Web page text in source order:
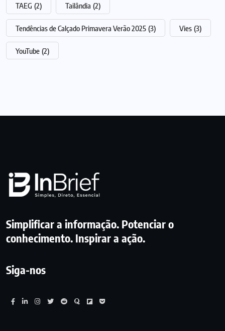
TAEG (2) Tailândia (2)
Tendências de Calçado Primavera Verão 2025 (3) Vies (3)
YouTube (2)
Simplificar a informação. Potenciar o
conhecimento. Inspirar a ação.
Siga-nos